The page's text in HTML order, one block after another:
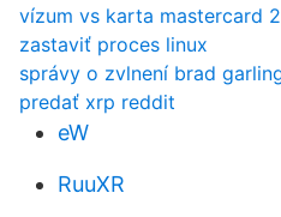
vízum vs karta mastercard
zastaviť proces linux
správy o zvlnení brad
predať xrp reddit
eW
RuuXR